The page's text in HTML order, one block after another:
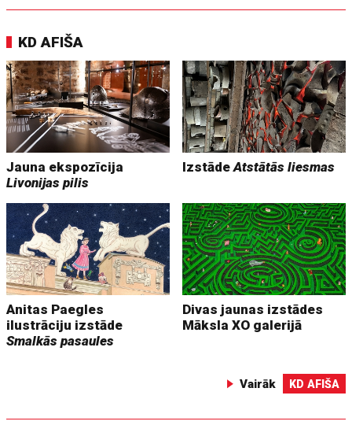
KD AFIŠA
Jauna ekspozīcija
Livonijas pilis
IzstādeAtstātās liesmas
Anitas Paegles
ilustrāciju izstāde
Smalkās pasaules
Divas jaunas izstādes
Māksla XO galerijā
Vairāk KD AFIŠA